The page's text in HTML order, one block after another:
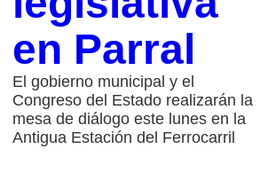
en Parral
El gobierno municipal y el
Congreso del Estado realizarán la
mesa de diálogo este lunes en la
Antigua Estación del Ferrocarril